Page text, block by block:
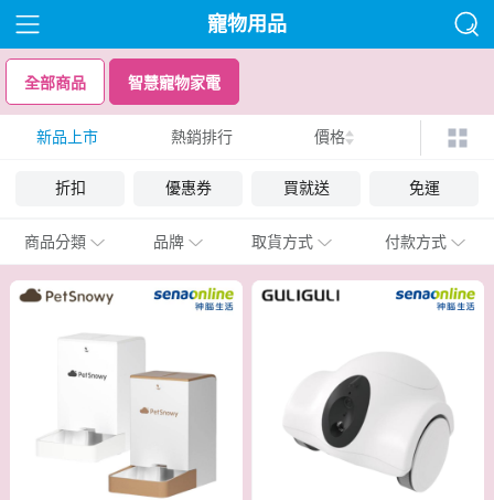
寵物用品
全部商品 智慧寵物家電
新品上市 熱銷排行 價格
折扣 優惠券 買就送 免運
商品分類 品牌 取貨方式 付款方式